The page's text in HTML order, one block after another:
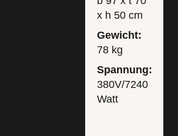
x h 50 cm
Gewicht:
78 kg
Spannung:
380V/7240
Watt